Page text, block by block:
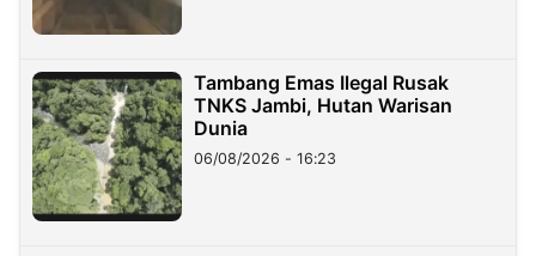
Tambang Emas Ilegal Rusak
TNKS Jambi, Hutan Warisan
Dunia
06/08/2026 - 16:23